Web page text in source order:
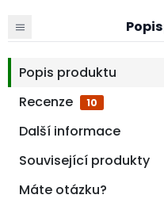
Popis produktu
Recenze
10
Další informace
Související produkty
Máte otázku?